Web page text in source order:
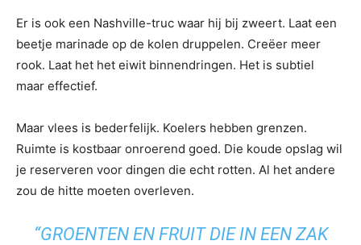
Er is ook een Nashville-truc waar hij bij zweert. Laat een
beetje marinade op de kolen druppelen. Creëer meer
rook. Laat het het eiwit binnendringen. Het is subtiel
maar effectief.
Maar vlees is bederfelijk. Koelers hebben grenzen.
Ruimte is kostbaar onroerend goed. Die koude opslag wil
je reserveren voor dingen die echt rotten. Al het andere
zou de hitte moeten overleven.
“GROENTEN EN FRUIT DIE IN EEN ZAK